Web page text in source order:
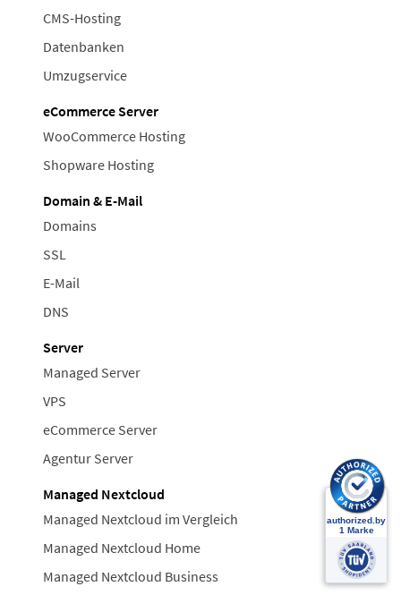
CMS-Hosting
Datenbanken
Umzugservice
eCommerce Server
WooCommerce Hosting
Shopware Hosting
Domain & E-Mail
Domains
SSL
E-Mail
DNS
Server
Managed Server
VPS
eCommerce Server
Agentur Server
Managed Nextcloud
Managed Nextcloud im Vergleich
Managed Nextcloud Home
Managed Nextcloud Business